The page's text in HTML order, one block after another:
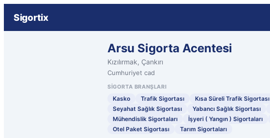
Sigortix
Arsu Sigorta Acentesi
Kızılırmak, Çankırı
Cumhuriyet cad
SIGORTA BRANŞLARI
Kasko Trafik Sigortası Kısa Süreli Trafik Sigortası
Seyahat Sağlık Sigortası
Yabancı Sağlık Sigortası
Mühendislik Sigortaları
İşyeri ( Yangın ) Sigortaları
Otel Paket Sigortası
Tarım Sigortaları